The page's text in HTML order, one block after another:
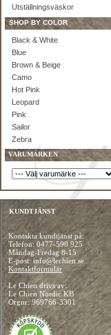
Utställningsväskor
SHOP BY COLOR
Black & White
Blue
Brown & Beige
Camo
Hot Pink
Leopard
Pink
Sailor
Zebra
VARUMÄRKEN
KUNDTJÄNST
Kontakta kundtjänst på:
Telefon:0477-590 925
Måndag-Fredag 8-15
E-post: info@lechien.se
Kontaktformulär
Le Chien drivs av:
Le Chien Nordic KB
Orgnr: 969766-3301